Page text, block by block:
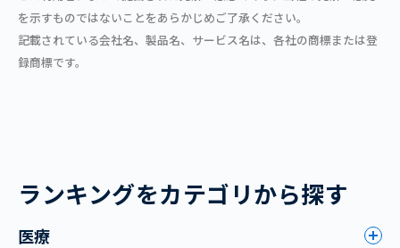
を示すものではないことをあらかじめご了承ください。
記載されている会社名、製品名、サービス名は、各社の商標または登
録商標です。
ランキングをカテゴリから探す
医療